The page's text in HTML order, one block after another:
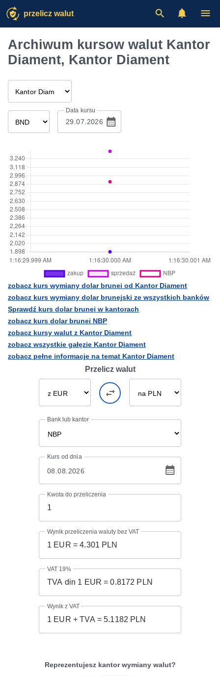
przelicz walut
Archiwum kursow walut Kantor
Diament, Kantor Diament
Data kursu
zobacz kurs wymiany dolar brunei od Kantor Diament
zobacz kurs wymiany dolar brunejski ze wszystkich banków
Sprawdź kurs dolar brunei w kantorach
zobacz kurs dolar brunei NBP
zobacz kursy walut z Kantor Diament
zobacz wszystkie gałęzie Kantor Diament
zobacz pełne informacje na temat Kantor Diament
Przelicz walut
Bank lub kantor
Kurs od dnia
Kwota do przeliczenia
Wynik przeliczenia waluty bez VAT
VAT 19%
Wynik z VAT
Reprezentujesz kantor wymiany walut?